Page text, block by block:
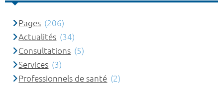
Pages (206)
Actualités (34)
Consultations (5)
Services (3)
Professionnels de santé (2)